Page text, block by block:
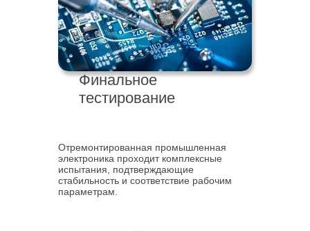
Финальное
тестирование
Отремонтированная промышленная
электроника проходит комплексные
испытания, подтверждающие
стабильность и соответствие рабочим
параметрам.